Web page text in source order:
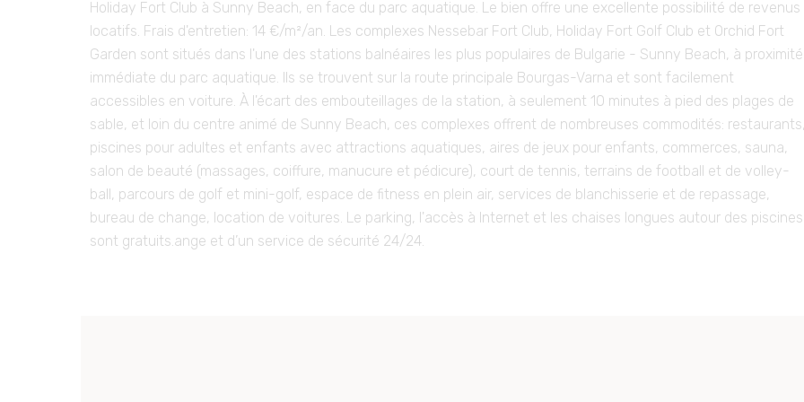
Holiday Fort Club à Sunny Beach, en face du parc aquatique. Le bien offre une excellente possibilité de revenus
locatifs. Frais d'entretien: 14 €/m²/an. Les complexes Nessebar Fort Club, Holiday Fort Golf Club et Orchid Fort
Garden sont situés dans l'une des stations balnéaires les plus populaires de Bulgarie - Sunny Beach, à proximité
immédiate du parc aquatique. Ils se trouvent sur la route principale Bourgas-Varna et sont facilement
accessibles en voiture. À l'écart des embouteillages de la station, à seulement 10 minutes à pied des plages de
sable, et loin du centre animé de Sunny Beach, ces complexes offrent de nombreuses commodités:
piscines pour adultes et enfants avec attractions aquatiques, aires de jeux pour enfants, commerces, sauna,
salon de beauté (massages, coiffure, manucure et pédicure), court de tennis, terrains de football et de volley-
ball, parcours de golf et mini-golf, espace de fitness en plein air, services de blanchisserie et de repassage,
bureau de change, location de voitures. Le parking, l'accès à Internet et les chaises longues autour des piscines
sont gratuits.ange et d’un service de sécurité 24/24.